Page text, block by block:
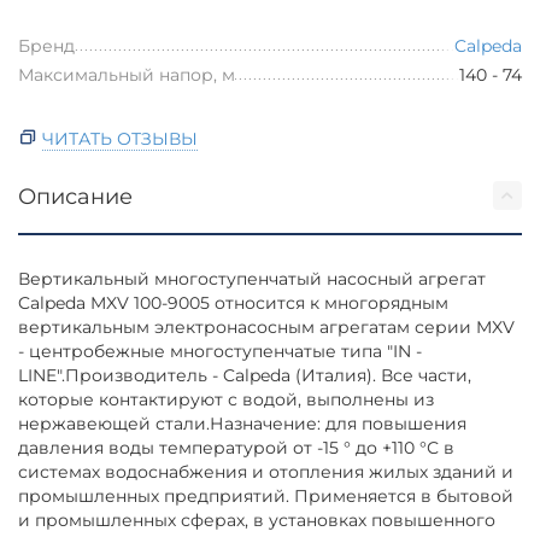
Бренд
Calpeda
Максимальный напор, м
140 - 74
ЧИТАТЬ ОТЗЫВЫ
Описание
Вертикальный многоступенчатый насосный агрегат
Calpeda MXV 100-9005 относится к многорядным
вертикальным электронасосным агрегатам серии MXV
- центробежные многоступенчатые типа "IN -
LINE".Производитель - Calpeda (Италия). Все части,
которые контактируют с водой, выполнены из
нержавеющей стали.Назначение: для повышения
давления воды температурой от -15 ° до +110 °С в
системах водоснабжения и отопления жилых зданий и
промышленных предприятий. Применяется в бытовой
и промышленных сферах, в установках повышенного